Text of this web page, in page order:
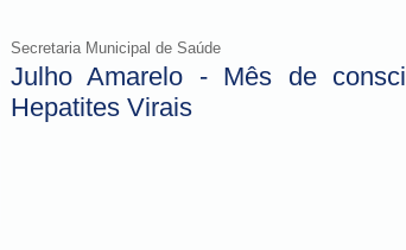
Secretaria Municipal de Saúde
Julho Amarelo - Mês de
Hepatites Virais